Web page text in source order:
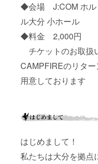
◆会場 J:COM ホル
ル大分 小ホール
◆料金 2,000円
チケットのお取扱
CAMPFIREのリタ
用意しております
はじめまして！
私たちは大分を拠点